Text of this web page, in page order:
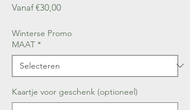
Vanaf€30,00Verkoopprijs
Winterse Promo
MAAT *
Kaartje voor geschenk (optioneel)